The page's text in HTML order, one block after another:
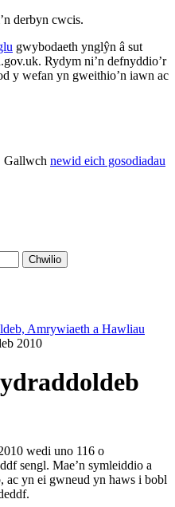
derbyn cwcis.
gwybodaeth ynglŷn â sut
Rydym ni’n defnyddio’r
y wefan yn gweithio’n iawn ac
Gallwch newid eich gosodiadau
Chwilio
Amrywiaeth a Hawliau
2010
wedi uno 116 o
sengl. Mae’n symleiddio a
ac yn ei gwneud yn haws i bobl